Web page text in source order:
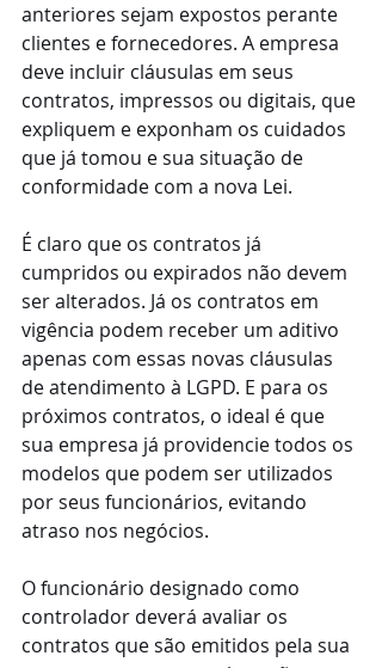
anteriores sejam expostos perante
clientes e fornecedores. A empresa
deve incluir cláusulas em seus
contratos, impressos ou digitais, que
expliquem e exponham os cuidados
que já tomou e sua situação de
conformidade com a nova Lei.
É claro que os contratos já
cumpridos ou expirados não devem
ser alterados. Já os contratos em
vigência podem receber um aditivo
apenas com essas novas cláusulas
de atendimento à LGPD. E para os
próximos contratos, o ideal é que
sua empresa já providencie todos os
modelos que podem ser utilizados
por seus funcionários, evitando
atraso nos negócios.
O funcionário designado como
controlador deverá avaliar os
contratos que são emitidos pela sua